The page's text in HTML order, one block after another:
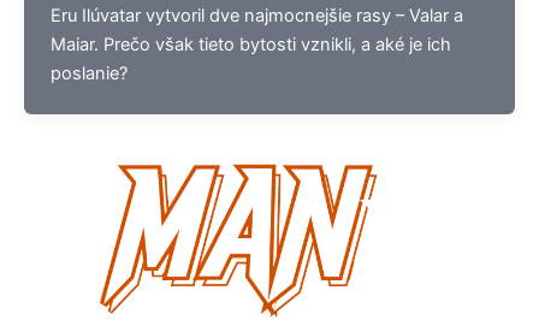
Eru Ilúvatar vytvoril dve najmocnejšie rasy – Valar a
Maiar. Prečo však tieto bytosti vznikli, a aké je ich
poslanie?